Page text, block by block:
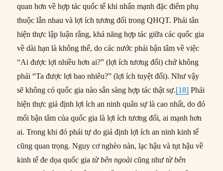
quan hơn về hợp tác quốc tế khi nhấn mạnh đặc điểm phụ
thuộc lẫn nhau và lợi ích tương đối trong QHQT. Phái tân
hiện thực lập luận rằng, khả năng hợp tác giữa các quốc gia
về dài hạn là không thể, do các nước phải bận tâm về việc
“Ai được lợi nhiều hơn ai?” (lợi ích tương đối) chứ không
phải “Ta được lợi bao nhiêu?” (lợi ích tuyệt đối). Như vậy
sẽ không có quốc gia nào sẵn sàng hợp tác thật sự.[18] Phái
hiện thực giả định lợi ích an ninh quân sự là cao nhất, do đó
mối bận tâm của quốc gia là lợi ích tương đối, ai mạnh hơn
ai. Trong khi đó phái tự do giả định lợi ích an ninh kinh tế
cũng quan trọng. Nguy cơ nghèo nàn, lạc hậu và tụt hậu về
kinh tế đe dọa quốc giatừ bên ngoài cũng nhưtừ bên